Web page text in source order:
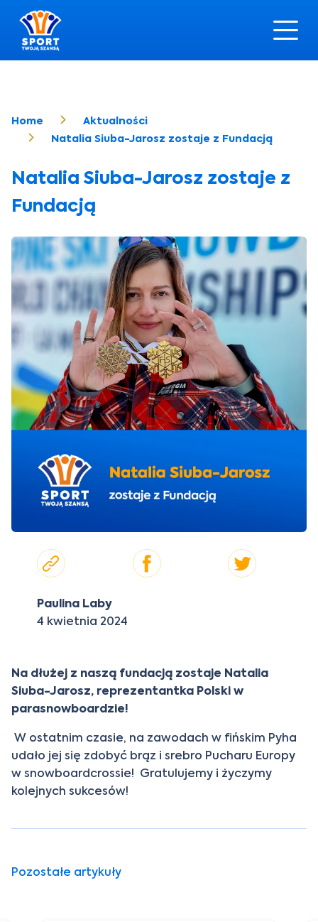
Home
Aktualności
Natalia Siuba-Jarosz zostaje z Fundacją
Natalia Siuba-Jarosz zostaje z
Fundacją
Paulina Laby
4 kwietnia 2024
Na dłużej z naszą fundacją zostaje Natalia
Siuba-Jarosz, reprezentantka Polski w
parasnowboardzie!
W ostatnim czasie, na zawodach w fińskim Pyha
udało jej się zdobyć brąz i srebro Pucharu Europy
w snowboardcrossie! Gratulujemy i życzymy
kolejnych sukcesów!
Pozostałe artykuły